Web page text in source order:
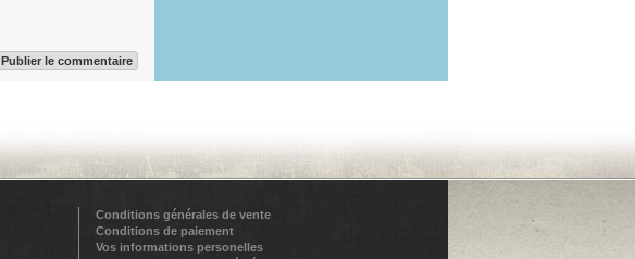
Publier le commentaire
Conditions générales de vente
Conditions de paiement
Vos informations personelles